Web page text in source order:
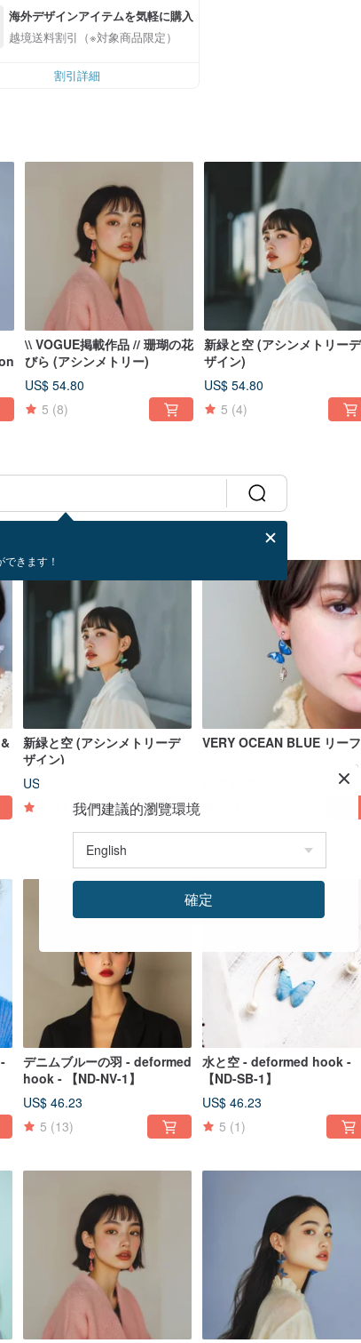
海外デザインアイテムを気軽に購入
越境送料割引（※対象商品限定）
割引詳細
\\ VOGUE掲載作品 // 珊瑚の花
びら (アシンメトリー)
US$ 54.80
5 (8)
新緑と空 (アシンメトリーデ
ザイン)
US$ 54.80
5 (4)
きます！
新緑と空 (アシンメトリーデ
ザイン)
US$ 54.80
VERY OCEAN BLUE リーフ
デニムブルーの羽 - deformed
hook - 【ND-NV-1】
US$ 46.23
5 (13)
水と空 - deformed hook -
【ND-SB-1】
US$ 46.23
5 (1)
我們建議的瀏覽環境
確定